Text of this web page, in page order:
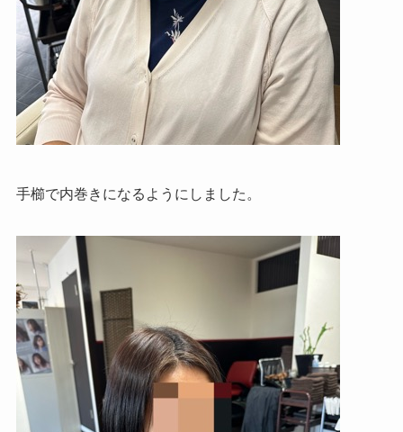
手櫛で内巻きになるようにしました。